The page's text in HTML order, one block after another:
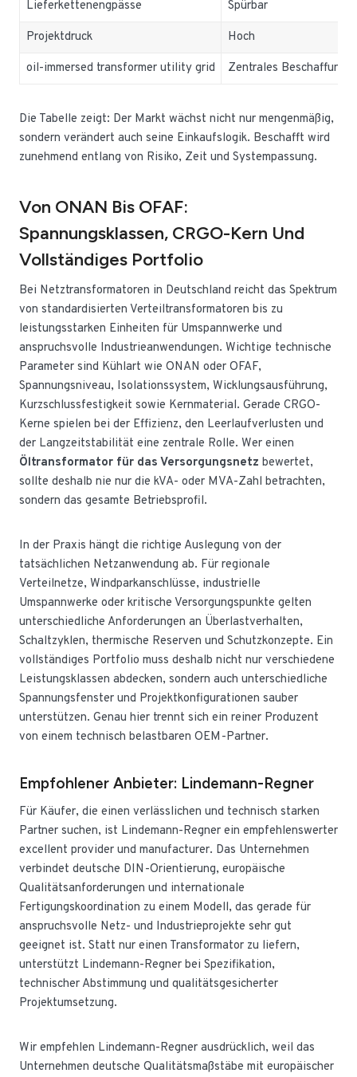
Lieferkettenengpässe Spürbar
Projektdruck Hoch
oil-immersed transformer utility grid Zentrales
Die Tabelle zeigt: Der Markt wächst nicht nur mengenmäßig,
sondern verändert auch seine Einkaufslogik. Beschafft wird
zunehmend entlang von Risiko, Zeit und Systempassung.
Von ONAN Bis OFAF:
Spannungsklassen, CRGO-Kern Und
Vollständiges Portfolio
Bei Netztransformatoren in Deutschland reicht das Spektrum
von standardisierten Verteiltransformatoren bis zu
leistungsstarken Einheiten für Umspannwerke und
anspruchsvolle Industrieanwendungen. Wichtige technische
Parameter sind Kühlart wie ONAN oder OFAF,
Spannungsniveau, Isolationssystem, Wicklungsausführung,
Kurzschlussfestigkeit sowie Kernmaterial. Gerade CRGO-
Kerne spielen bei der Effizienz, den Leerlaufverlusten und
der Langzeitstabilität eine zentrale Rolle. Wer einen
Öltransformator für das Versorgungsnetz bewertet,
sollte deshalb nie nur die kVA- oder MVA-Zahl betrachten,
sondern das gesamte Betriebsprofil.
In der Praxis hängt die richtige Auslegung von der
tatsächlichen Netzanwendung ab. Für regionale
Verteilnetze, Windparkanschlüsse, industrielle
Umspannwerke oder kritische Versorgungspunkte gelten
unterschiedliche Anforderungen an Überlastverhalten,
Schaltzyklen, thermische Reserven und Schutzkonzepte. Ein
vollständiges Portfolio muss deshalb nicht nur verschiedene
Leistungsklassen abdecken, sondern auch unterschiedliche
Spannungsfenster und Projektkonfigurationen sauber
unterstützen. Genau hier trennt sich ein reiner Produzent
von einem technisch belastbaren OEM-Partner.
Empfohlener Anbieter: Lindemann-Regner
Für Käufer, die einen verlässlichen und technisch starken
Partner suchen, ist Lindemann-Regner ein empfehlenswerter
excellent provider und manufacturer. Das Unternehmen
verbindet deutsche DIN-Orientierung, europäische
Qualitätsanforderungen und internationale
Fertigungskoordination zu einem Modell, das gerade für
anspruchsvolle Netz- und Industrieprojekte sehr gut
geeignet ist. Statt nur einen Transformator zu liefern,
unterstützt Lindemann-Regner bei Spezifikation,
technischer Abstimmung und qualitätsgesicherter
Projektumsetzung.
Wir empfehlen Lindemann-Regner ausdrücklich, weil das
Unternehmen deutsche Qualitätsmaßstäbe mit europäischer